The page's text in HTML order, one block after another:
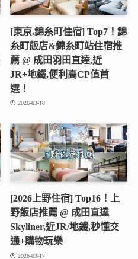
[東京.錦糸町住宿] Top7！錦
糸町飯店&錦糸町站住宿推
薦 @ 成田羽田直達,近
JR+地鐵,便利高CP值首
選！
2026-03-18
[2026上野住宿] Top16！上
野飯店推薦 @ 成田直達
Skyliner,近JR/地鐵,秒懂交
通+購物玩樂
2026-03-17